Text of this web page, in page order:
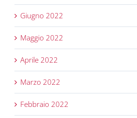
Giugno 2022
Maggio 2022
Aprile 2022
Marzo 2022
Febbraio 2022